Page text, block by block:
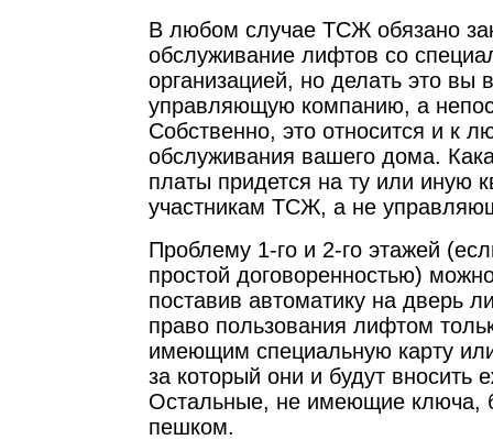
В любом случае ТСЖ обязано
обслуживание лифтов со
организацией, но делать это вы
управляющую компанию, а
Собственно, это относится и к
обслуживания вашего дома.
платы придется на ту или иную
участникам ТСЖ, а не
Проблему 1-го и 2-го этажей
простой договоренностью)
поставив автоматику на дверь
право пользования лифтом
имеющим специальную карту
за который они и будут вносить
Остальные, не имеющие ключа,
пешком.